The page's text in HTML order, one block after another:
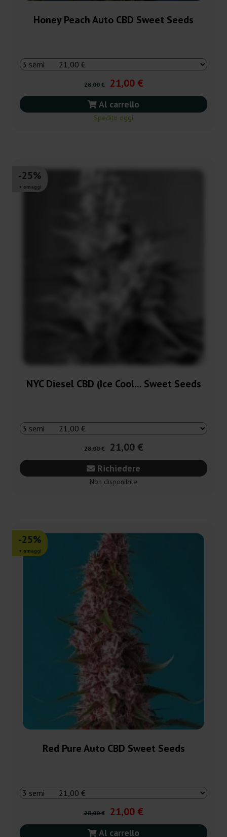
Honey Peach Auto CBD Sweet Seeds
28,00 € 21,00 €
Al carrello
Spedito oggi
-25%
+ omaggi
NYC Diesel CBD (Ice Cool... Sweet Seeds
28,00 € 21,00 €
Richiedere
Non disponibile
-25%
+ omaggi
Red Pure Auto CBD Sweet Seeds
28,00 € 21,00 €
Al carrello